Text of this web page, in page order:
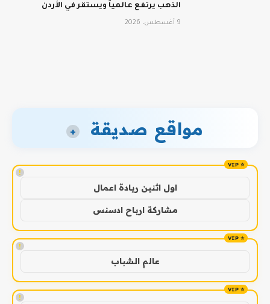
الذهب يرتفع عالمياً ويستقر في الأردن
9 أغسطس، 2026
مواقع صديقة +
!
اول اثنين ريادة اعمال
مشاركة ارباح ادسنس
!
عالم الشباب
!